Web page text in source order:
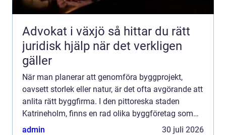
Advokat i växjö så hittar du rätt
juridisk hjälp när det verkligen
gäller
När man planerar att genomföra byggprojekt,
oavsett storlek eller natur, är det ofta avgörande att
anlita rätt byggfirma. I den pittoreska staden
Katrineholm, finns en rad olika byggföretag som
erbjuder sina tjänste...
admin 30 juli 2026